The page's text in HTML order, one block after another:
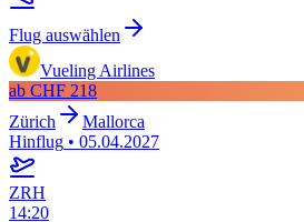
Flug auswählen
Vueling Airlines
ab CHF 218
Zürich
Mallorca
Hinflug • 05.04.2027
ZRH
14:20